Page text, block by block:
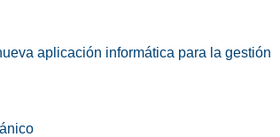
aplicación informática para la gestión